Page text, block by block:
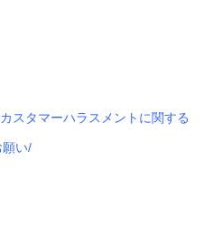
スタマーハラスメントに関する
願い/